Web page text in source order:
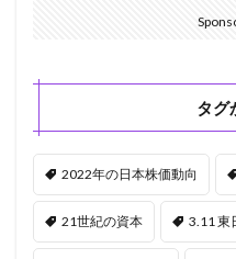
タグ
2022年の日本株価動向
21世紀の資本 3.11 東